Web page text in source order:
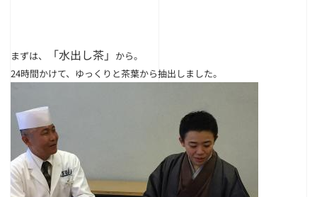
まずは、 「水出し茶」 から。
24時間かけて、ゆっくりと茶葉から抽出しました。